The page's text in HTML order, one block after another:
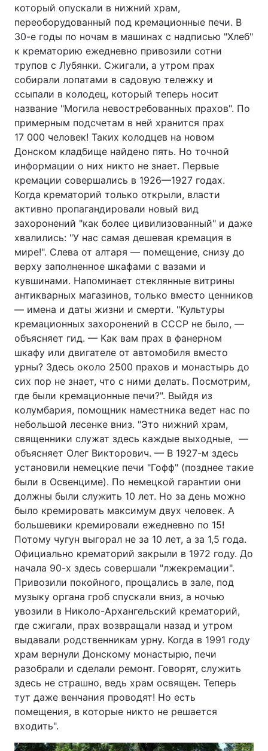
который опускали в нижний храм,
переоборудованный под кремационные печи. В
30-е годы по ночам в машинах с надписью "Хлеб"
к крематорию ежедневно привозили сотни
трупов с Лубянки. Сжигали, а утром прах
собирали лопатами в садовую тележку и
ссыпали в колодец, который теперь носит
название "Могила невостребованных прахов". По
примерным подсчетам в ней хранится прах
17 000 человек! Таких колодцев на новом
Донском кладбище найдено пять. Но точной
информации о них никто не знает. Первые
кремации совершались в 1926—1927 годах.
Когда крематорий только открыли, власти
активно пропагандировали новый вид
захоронений "как более цивилизованный" и даже
хвалились: "У нас самая дешевая кремация в
мире!". Слева от алтаря — помещение, снизу до
верху заполненное шкафами с вазами и
кувшинами. Напоминает стеклянные витрины
антикварных магазинов, только вместо ценников
— имена и даты жизни и смерти. "Культуры
кремационных захоронений в СССР не было, —
объясняет гид. — Как вам прах в фанерном
шкафу или двигателе от автомобиля вместо
урны? Здесь около 2500 прахов и монастырь до
сих пор не знает, что с ними делать. Посмотрим,
где были кремационные печи?". Выйдя из
колумбария, помощник наместника ведет нас по
небольшой лесенке вниз. "Это нижний храм,
священники служат здесь каждые выходные, —
объясняет Олег Викторович. — В 1927-м здесь
установили немецкие печи "Гофф" (позднее такие
были в Освенциме). По немецкой гарантии они
должны были служить 10 лет. Но за день можно
было кремировать максимум двух человек. А
большевики кремировали ежедневно по 15!
Потому чугун выгорал не за 10 лет, а за 1,5 года.
Официально крематорий закрыли в 1972 году. До
начала 90-х здесь совершали "лжекремации".
Привозили покойного, прощались в зале, под
музыку органа гроб спускали вниз, а ночью
увозили в Николо-Архангельский крематорий,
где сжигали, прах возвращали назад и утром
выдавали родственникам урну. Когда в 1991 году
храм вернули Донскому монастырю, печи
разобрали и сделали ремонт. Говорят, служить
здесь не страшно, ведь храм освящен. Теперь
тут даже венчания проводят! Но есть
помещения, в которые никто не решается
входить".